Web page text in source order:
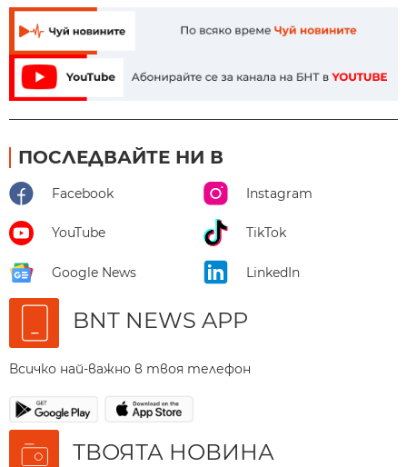
ПОСЛЕДВАЙТЕ НИ В
Facebook Instagram
YouTube TikTok
Google News LinkedIn
BNT NEWS APP
Всичко най-важно в твоя телефон
ТВОЯТА НОВИНА